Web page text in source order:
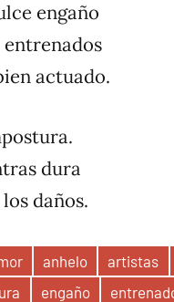
engaño
actuado.
dura
daños.
anhelo artistas
engaño